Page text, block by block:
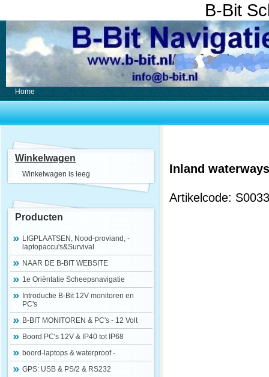
B-Bit
Home
Winkelwagen
Winkelwagen is leeg
Producten
LIGPLAATSEN, Nood-proviand, -
laptopaccu's&Survival
NAAR DE B-BIT WEBSITE
1e Oriëntatie Scheepsnavigatie
Introductie B-Bit 12V monitoren en
PC's
B-BIT MONITOREN & PC's - 12 Volt
Boord PC's 12V & IP40 tot IP68
boord-laptops & waterproof -
GPS: USB & PS/2 & RS232
Inland
Artikelcode: